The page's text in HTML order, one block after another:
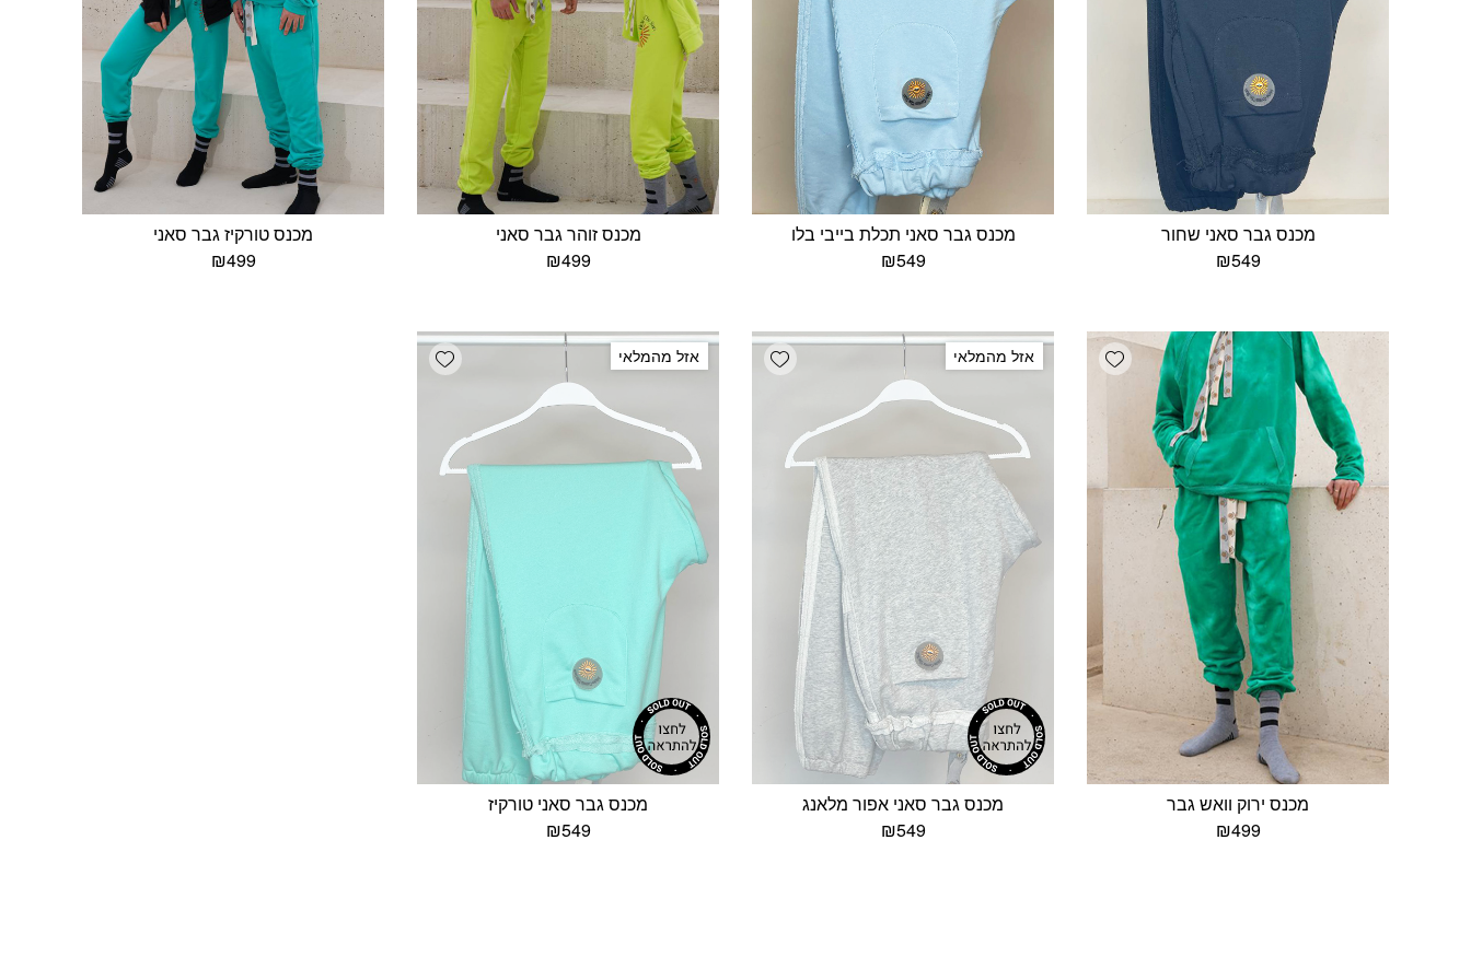
מכנס גבר סאני שחור
₪549
מכנס גבר סאני תכלת בייבי בלו
₪549
מכנס זוהר גבר סאני
₪499
מכנס טורקיז גבר סאני
₪499
Add wishlist
מכנס ירוק וואש גבר
₪499
Add wishlist אזל מהמלאי
מכנס גבר סאני אפור מלאנג
₪549
Add wishlist אזל מהמלאי
מכנס גבר סאני טורקיז
₪549